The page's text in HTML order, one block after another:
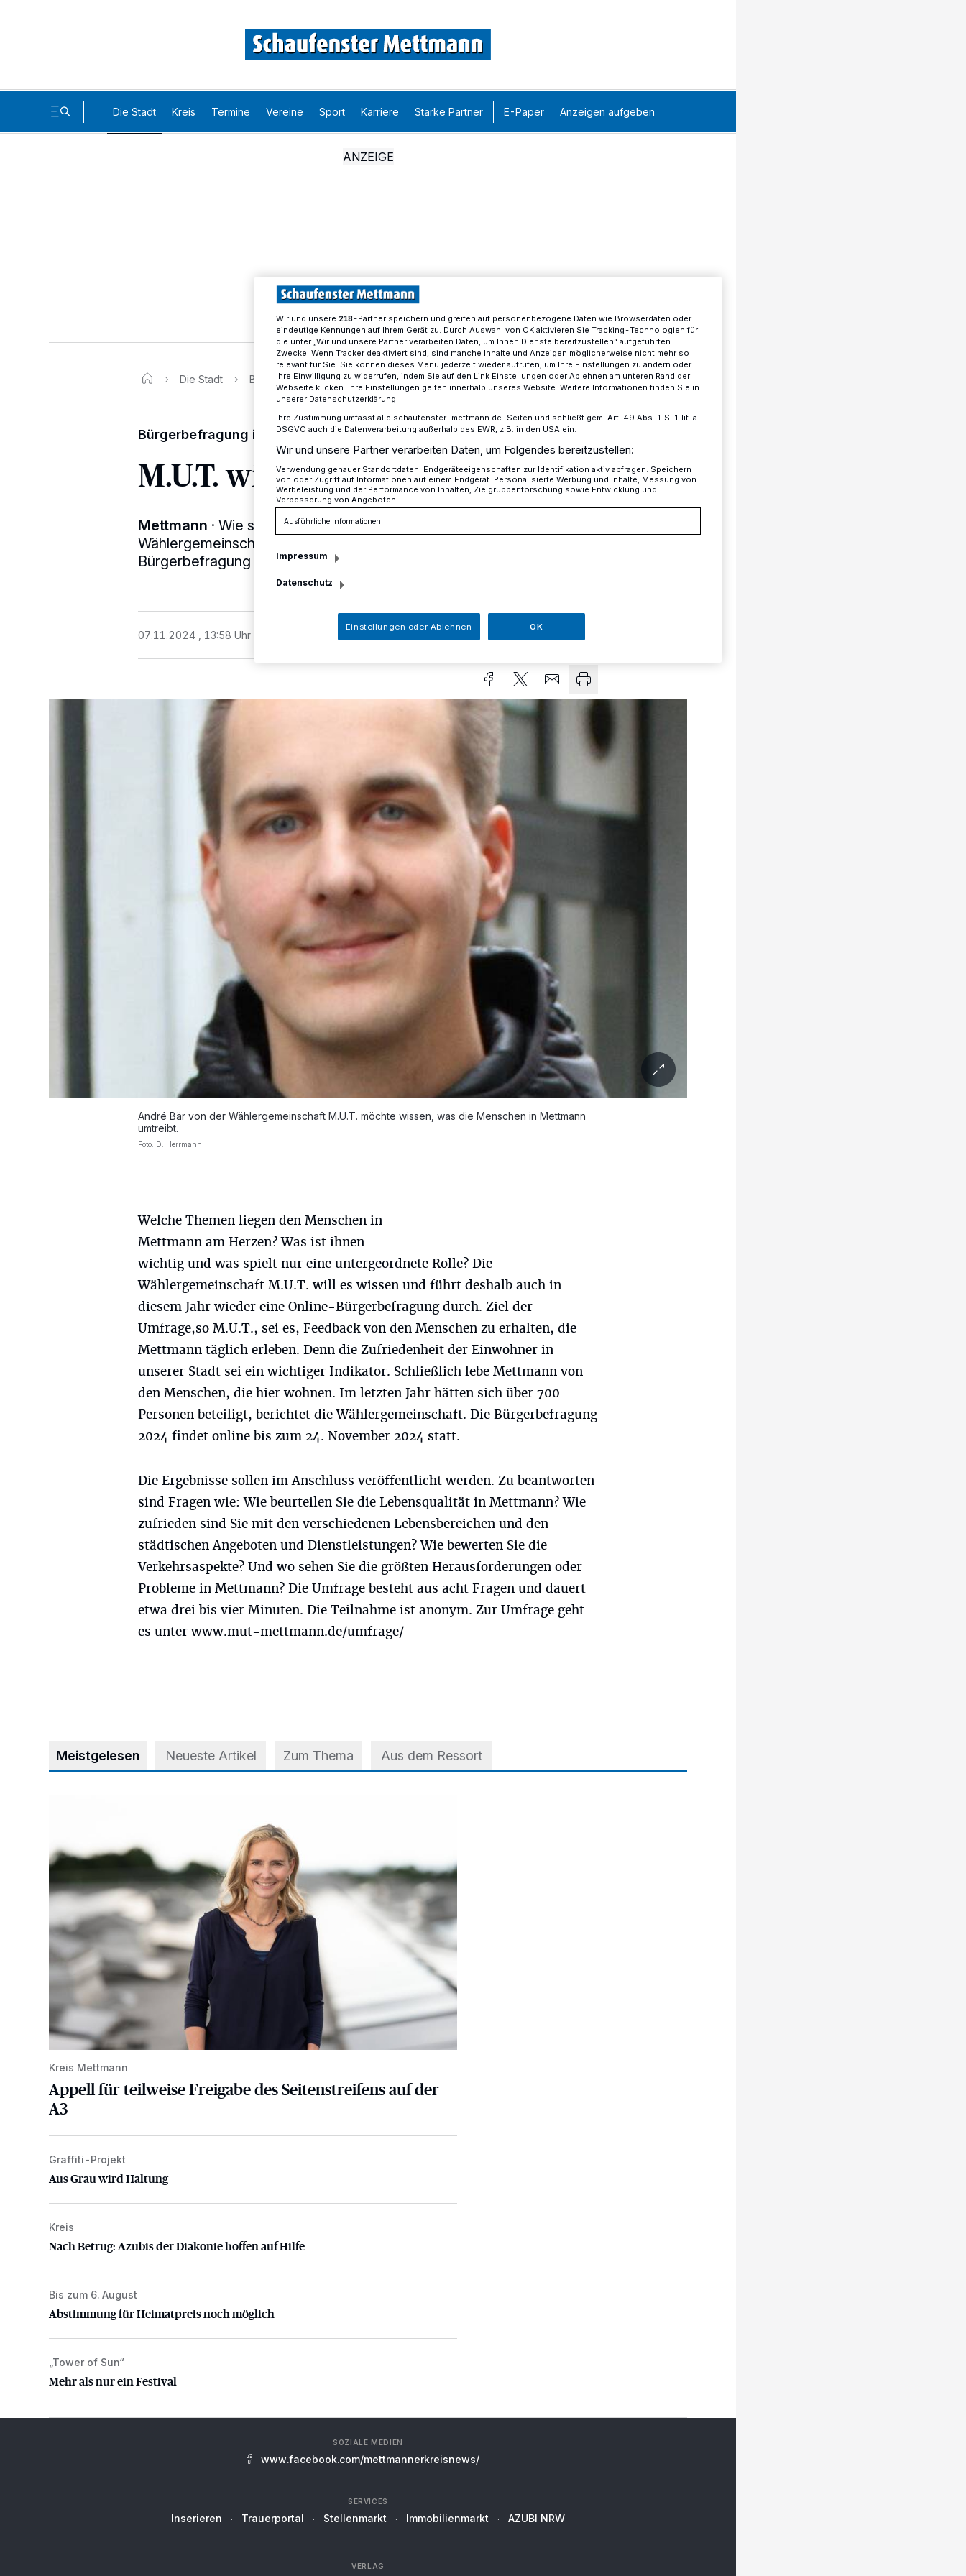
Die Stadt Kreis Termine Vereine Sport Karriere Starke Partner E-Paper Anzeigen aufgeben
Die Stadt Bürgerbefragung: M.U.T. will’s wissen
Bürgerbefragung im Internet
M.U.T. will’s wissen
Mettmann · Wie schon im vergangenen Jahr lädt die
Wählergemeinschaft M.U.T. die Menschen in Mettmann zur
Bürgerbefragung im Internet ein.
07.11.2024 , 13:58 Uhr
André Bär von der Wählergemeinschaft M.U.T. möchte wissen, was die Menschen in Mettmann
umtreibt.
Foto: D. Herrmann
Welche Themen liegen den Menschen in
Mettmann am Herzen? Was ist ihnen
wichtig und was spielt nur eine untergeordnete Rolle? Die
Wählergemeinschaft M.U.T. will es wissen und führt deshalb auch in
diesem Jahr wieder eine Online-Bürgerbefragung durch. Ziel der
Umfrage,so M.U.T., sei es, Feedback von den Menschen zu erhalten, die
Mettmann täglich erleben. Denn die Zufriedenheit der Einwohner in
unserer Stadt sei ein wichtiger Indikator. Schließlich lebe Mettmann von
den Menschen, die hier wohnen. Im letzten Jahr hätten sich über 700
Personen beteiligt, berichtet die Wählergemeinschaft. Die Bürgerbefragung
2024 findet online bis zum 24. November 2024 statt.
Die Ergebnisse sollen im Anschluss veröffentlicht werden. Zu beantworten
sind Fragen wie: Wie beurteilen Sie die Lebensqualität in Mettmann? Wie
zufrieden sind Sie mit den verschiedenen Lebensbereichen und den
städtischen Angeboten und Dienstleistungen? Wie bewerten Sie die
Verkehrsaspekte? Und wo sehen Sie die größten Herausforderungen oder
Probleme in Mettmann? Die Umfrage besteht aus acht Fragen und dauert
etwa drei bis vier Minuten. Die Teilnahme ist anonym. Zur Umfrage geht
es unter www.mut-mettmann.de/umfrage/
Meistgelesen Neueste Artikel Zum Thema Aus dem Ressort
Kreis Mettmann
Appell für teilweise Freigabe des Seitenstreifens auf der
A3
Aus Grau wird Haltung
Graffiti-Projekt
Aus Grau wird Haltung
Nach Betrug: Azubis der Diakonie hoffen auf Hilfe
Kreis
Nach Betrug: Azubis der Diakonie hoffen auf Hilfe
Abstimmung für Heimatpreis noch möglich
Bis zum 6. August
Abstimmung für Heimatpreis noch möglich
Mehr als nur ein Festival
„Tower of Sun“
Mehr als nur ein Festival
SOZIALE MEDIEN
www.facebook.com/mettmannerkreisnews/
SERVICES
Inserieren Trauerportal Stellenmarkt Immobilienmarkt AZUBI NRW
VERLAG
Wir und unsere 218-Partner speichern und greifen auf personenbezogene Daten wie Browserdaten oder
eindeutige Kennungen auf Ihrem Gerät zu. Durch Auswahl von OK aktivieren Sie Tracking-Technologien für
die unter „Wir und unsere Partner verarbeiten Daten, um Ihnen Dienste bereitzustellen“ aufgeführten
Zwecke. Wenn Tracker deaktiviert sind, sind manche Inhalte und Anzeigen möglicherweise nicht mehr so
relevant für Sie. Sie können dieses Menü jederzeit wieder aufrufen, um Ihre Einstellungen zu ändern oder
Ihre Einwilligung zu widerrufen, indem Sie auf den Link Einstellungen oder Ablehnen am unteren Rand der
Webseite klicken. Ihre Einstellungen gelten innerhalb unseres Website. Weitere Informationen finden Sie in
unserer Datenschutzerklärung.
Ihre Zustimmung umfasst alle schaufenster-mettmann.de-Seiten und schließt gem. Art. 49 Abs. 1 S. 1 lit. a
DSGVO auch die Datenverarbeitung außerhalb des EWR, z.B. in den USA ein.
Wir und unsere Partner verarbeiten Daten, um Folgendes bereitzustellen:
Verwendung genauer Standortdaten. Endgeräteeigenschaften zur Identifikation aktiv abfragen. Speichern
von oder Zugriff auf Informationen auf einem Endgerät. Personalisierte Werbung und Inhalte, Messung von
Werbeleistung und der Performance von Inhalten, Zielgruppenforschung sowie Entwicklung und
Verbesserung von Angeboten.
Ausführliche Informationen
Impressum
Datenschutz
Einstellungen oder Ablehnen OK